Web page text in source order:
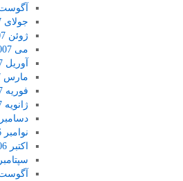
آگوست
جولای 2007
ژوئن 2007
می 2007
آوریل 2007
مارس 2007
فوریه 2007
ژانویه 2007
دسامبر 2006
نوامبر 2006
اکتبر 2006
سپتامبر 2006
آگوست